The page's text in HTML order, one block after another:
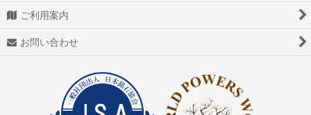
ご利用案内
お問い合わせ